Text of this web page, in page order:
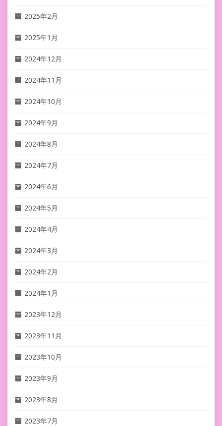
2025年2月
2025年1月
2024年12月
2024年11月
2024年10月
2024年9月
2024年8月
2024年7月
2024年6月
2024年5月
2024年4月
2024年3月
2024年2月
2024年1月
2023年12月
2023年11月
2023年10月
2023年9月
2023年8月
2023年7月